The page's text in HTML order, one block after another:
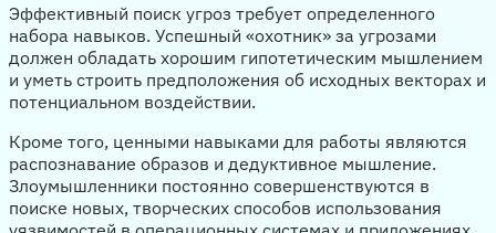
Эффективный поиск угроз требует определенного
набора навыков. Успешный «охотник» за угрозами
должен обладать хорошим гипотетическим мышлением
и уметь строить предположения об исходных векторах и
потенциальном воздействии.
Кроме того, ценными навыками для работы являются
распознавание образов и дедуктивное мышление.
Злоумышленники постоянно совершенствуются в
поиске новых, творческих способов использования